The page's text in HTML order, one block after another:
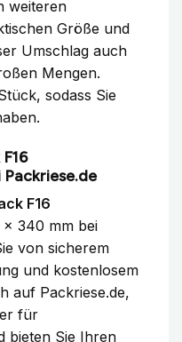
weiteren
Größe und
Umschlag auch
Mengen.
sodass Sie
F16
x 340 mm bei
von sicherem
und kostenlosem
auf Packriese.de,
für
bieten Sie Ihren